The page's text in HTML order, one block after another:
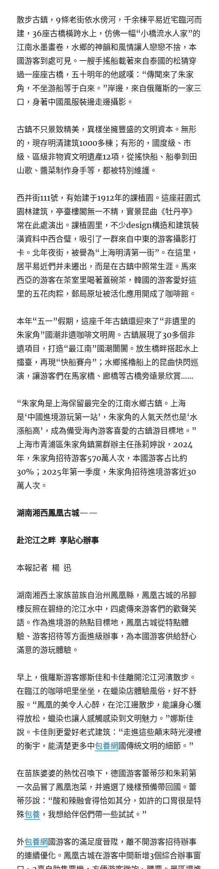
散步古鎮，9條老街依水傍河，千余棟平易近宅臨河而
建，36座古橋橫跨水上，仿佛一幅“小橋流水人家”的
江南水墨畫卷，水鄉的神韻和風情讓人戀戀不捨，本
國游客到處可見。一艘手搖船載著來自泰國的松猜穿
過一座座古橋，五十明年的他感嘆：“傳聞來了朱家
角，不坐游船等于白來。”岸邊，來自俄羅斯的一家三
口，身著中國風服裝邊走邊攝影。
古鎮不只景致精美，異樣坐擁豐盛的文明資本。無形
的，現存明清建筑1000多棟；有形的，國度級、市
級、區級非物資文明遺產12項，從搖快船、船拳到田
山歌、醬菜制作身手等，都被特別維護。
西井街111號，有始建于1912年的課植園。這座莊園式
園林建筑，亭臺樓閣無一不精，實景昆曲《牡丹亭》
常在此處演出。課植園里，不少design構造和建筑裝
潢資料中西合璧，吸引了一群來自中東的游客攝影打
卡。北年夜街，被譽為“上海明清第一街”。在這里，
居平易近們并未遷出，而是在古鎮中照常生涯。馬來
西亞的游客在茶室里喝著蓋碗茶，韓國的游客愛好這
里的五花肉粽，郵局原址被活化應用開成了咖啡館。
本年“五一”假期，這座千年古鎮還迎來了“非遺里的
朱家角”國潮非遺咖啡文明周。古鎮展現了30多個非
遺項目，打造“最江南”國潮闤闠。放生橋畔搭起水上
擂臺，再現“快船賽舟”；水鄉搖櫓船上的昆曲快閃巡
演，讓游客們在馬家橋、廊橋等古橋旁遠景欣賞……
“朱家角是上海保留最完全的江南水鄉古鎮。上海
是‘中國進境游玩第一站’，朱家角的人氣天然也是‘水
漲船高’，成為備受海內游客喜愛的古鎮游目標地。”
上海市青浦區朱家角鎮黨群辦主任孫莉婷說，2024
年，朱家角招待游客570萬人次，本國游客占比約
30%；2025年第一季度，朱家角招待進境游客近30
萬人次。
湖南湘西鳳凰古城——
赴沱江之畔 享貼心辦事
本報記者 楊 迅
湖南湘西土家族苗族自治州鳳凰縣，鳳凰古城的吊腳
樓反照在碧綠的沱江水中，四處傳來游客們的歡聲笑
語。作為進境游的熱點目標地，鳳凰古城從特點體
驗、游客招待等方面進級辦事，為本國游客供給舒心
滿意的游玩體驗。
早上，俄羅斯游客娜斯佳和卡佳離開沱江河濱散步。
在臨江的咖啡吧里坐坐，在蠟染店體驗風俗，好不舒
服。“鳳凰的美令人心醉，在沱江邊散步，能讓身心獲
得放松，蠟染也讓人感觸感染到文明魅力。”娜斯佳
說。卡佳則更愛好老式建筑：“走進這些顛末時光浸禮
的衡宇，能清楚更多中包養網 國傳統文明的細節。”
在苗族婆婆的熱忱召喚下，德國游客蕾蒂莎和朱莉第
一次品嘗了鳳凰泡菜，并遴選了幾樣預備帶回國。蕾
蒂莎說：“酸和辣融會得恰如其分，如許的口胃很是特
殊包養 ，我想給伴侶們帶一些試試。”
外包養網 國游客的滿足度晉陞，離不開游客招待辦事
的連續優化。鳳凰古城在游客中間新增3個綜合辦事窗